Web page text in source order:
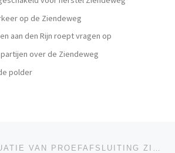
op de Ziendeweg
aan den Rijn roept vragen op
over de Ziendeweg
polder
EERSTE EVALUATIE VAN PROEFAFSLUITING ZIENDEWEG